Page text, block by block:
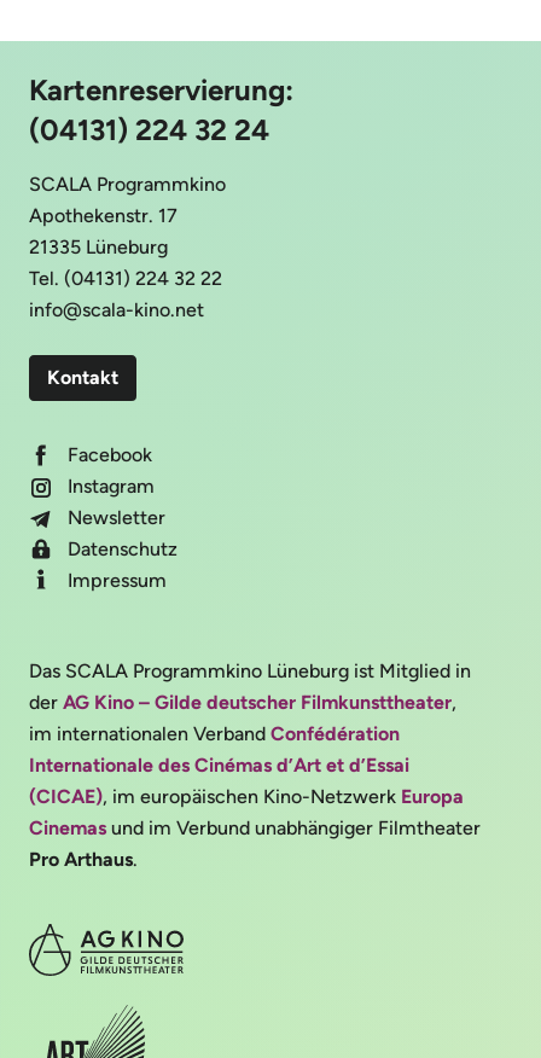
Kartenreservierung:
(04131) 224 32 24
SCALA Programmkino
Apothekenstr. 17
21335 Lüneburg
Tel. (04131) 224 32 22
info@scala-kino.net
Kontakt
Facebook
Instagram
Newsletter
Datenschutz
Impressum
Das SCALA Programmkino Lüneburg ist Mitglied in
der AG Kino – Gilde deutscher Filmkunsttheater,
im internationalen Verband Confédération
Internationale des Cinémas d’Art et d’Essai
(CICAE), im europäischen Kino-Netzwerk Europa
Cinemas und im Verbund unabhängiger Filmtheater
Pro Arthaus.